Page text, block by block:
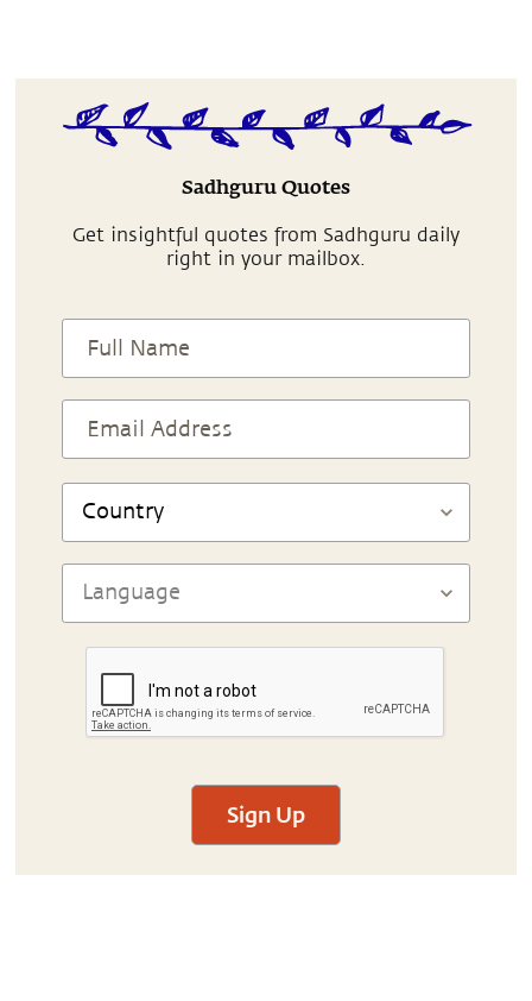
Sadhguru Quotes
Get insightful quotes from Sadhguru daily
right in your mailbox.
Sign Up